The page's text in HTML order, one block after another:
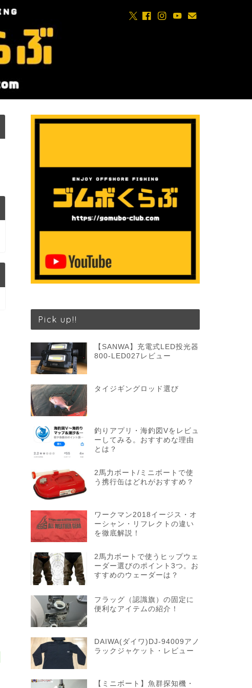
Pick up!!
【SANWA】充電式LED投光器
800-LED027レビュー
タイジギングロッド選び
釣りアプリ・海釣図Vをレビュ
ーしてみる。おすすめな理由
とは？
2馬力ボート/ミニボートで使
う携行缶はどれがおすすめ？
ワークマン2018イージス・オ
ーシャン・リフレクトの違い
を徹底解説！
2馬力ボートで使うヒップウェ
ーダー選びのポイント3つ。お
すすめのウェーダーは？
フラッグ（認識旗）の固定に
便利なアイテムの紹介！
DAIWA(ダイワ)DJ-94009アノ
ラックジャケット・レビュー
【ミニボート】魚群探知機・